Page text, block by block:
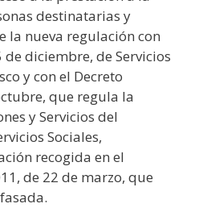
destinatarias y
la nueva regulación con
de diciembre, de Servicios
y con el Decreto
que regula la
y Servicios del
Sociales,
recogida en el
de 22 de marzo, que